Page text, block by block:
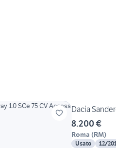
Dacia
8.200 €
Roma (RM)
Usato 12/